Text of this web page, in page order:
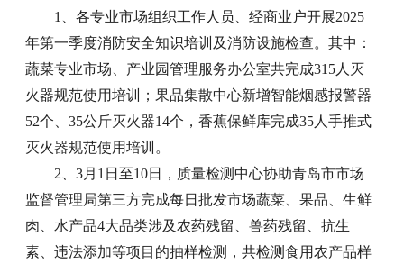
1、各专业市场组织工作人员、经商业户开展2025
年第一季度消防安全知识培训及消防设施检查。其中：
蔬菜专业市场、产业园管理服务办公室共完成315人灭
火器规范使用培训；果品集散中心新增智能烟感报警器
52个、35公斤灭火器14个，香蕉保鲜库完成35人手推式
灭火器规范使用培训。
2、3月1日至10日，质量检测中心协助青岛市市场
监督管理局第三方完成每日批发市场蔬菜、果品、生鲜
肉、水产品4大品类涉及农药残留、兽药残留、抗生
素、违法添加等项目的抽样检测，共检测食用农产品样